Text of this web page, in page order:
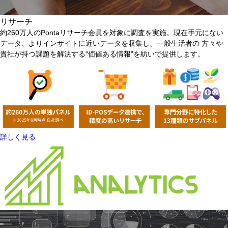
リサーチ
約260万人のPontaリサーチ会員を対象に調査を実施。現在手元にない
データ、 よりインサイトに近いデータを収集し、一般生活者の 方々や
貴社が持つ課題を解決する“価値ある情報”を紡いで提供します。
詳しく見る